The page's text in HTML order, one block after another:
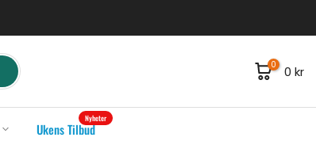
0 0 kr
Ukens Tilbud
Nyheter